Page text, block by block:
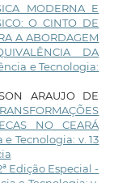
MODERNA E
O CINTO DE
A ABORDAGEM
DA
e Tecnologia:
ARAUJO DE
NO CEARÁ
Tecnologia: v. 13
Edição Especial -